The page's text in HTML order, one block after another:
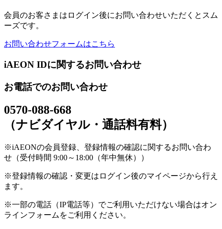
会員のお客さまはログイン後にお問い合わせいただくとスム
ーズです。
お問い合わせフォームはこちら
iAEON IDに関するお問い合わせ
お電話でのお問い合わせ
0570-088-668
（ナビダイヤル・通話料有料）
※iAEONの会員登録、登録情報の確認に関するお問い合わ
せ（受付時間 9:00～18:00（年中無休））
※登録情報の確認・変更はログイン後のマイページから行え
ます。
※一部の電話（IP電話等）でご利用いただけない場合はオン
ラインフォームをご利用ください。